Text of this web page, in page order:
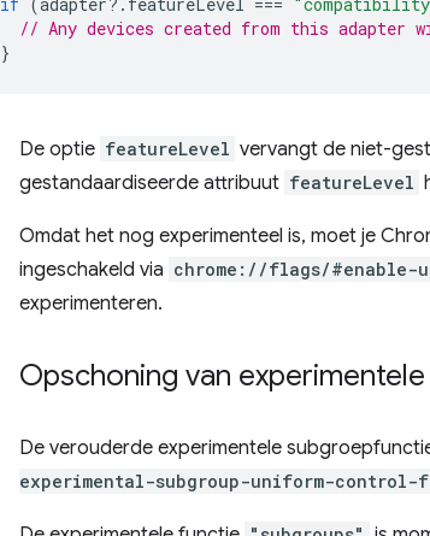
// Any devices created from this adapter
}
De optie featureLevel vervangt de niet-
gestandaardiseerde attribuut featureLevel
Omdat het nog experimenteel is, moet je
ingeschakeld via chrome://flags/#enable-
experimenteren.
Opschoning van
De verouderde experimentele
experimental-subgroup-uniform-control-